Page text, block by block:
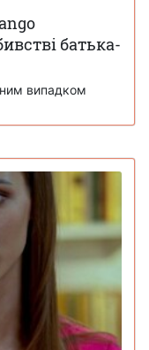
батька-
випадком